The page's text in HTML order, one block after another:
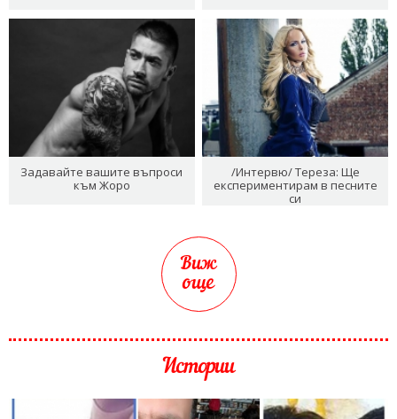
Задавайте вашите въпроси
към Жоро
/Интервю/ Тереза: Ще
експериментирам в песните
си
Виж
още
Истории